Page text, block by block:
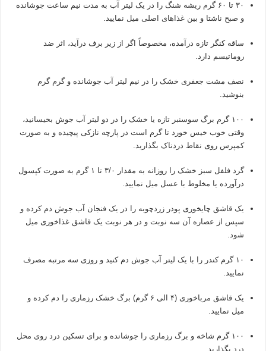
۳۰ تا ۶۰ گرم ریشه شنگ را در یک لیتر آب به مدت نیم ساعت جوشانده
و صبح ناشتا و بین غذاهای اصلی میل نمایید.
ساقه کنگر تازه درآمده، مخصوصاً اگر از زیر برف درآید، اثر ضد
روماتیسم دارد.
نصف مشت جعفری خشک را در نیم لیتر آب جوشانده و گرم گرم
بنوشید.
۱۰۰ گرم برگ سوسنبر تازه یا خشک را در دو لیتر آب جوش بخیسانید،
وقتی خوب خیس خورد تا گرم است در پارچه نازکی پیچیده و به صورت
کمپرس روی نقاط دردناک بگذارید.
گرد فلفل سبز خشک را روزانه به مقدار ۳/۰ تا ۱ گرم به صورت کپسول
درآورده یا مخلوط با عسل میل نمایید.
یک قاشق چایخوری پودر زردچوبه را در یک فنجان آب جوش دم کرده و
سپس از عصاره آن سه نوبت و در هر نوبت یک قاشق غذاخوری میل
شود.
۱۰ گرم کندر را با یک لیتر آب جوش دم کنید و روزی سه مرتبه مصرف
نمایید.
یک قاشق مرباخوری (۴ الی ۶ گرم) برگ خشک رزماری را دم کرده و
میل نمایید.
۱۰۰ گرم شاخه و برگ رزماری را جوشانده و برای تسکین درد روی محل
درد بگذارید.